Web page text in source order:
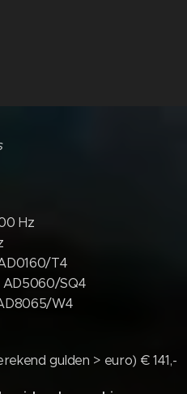
Hz
T4
SQ4
W4
gulden > euro) € 141,-